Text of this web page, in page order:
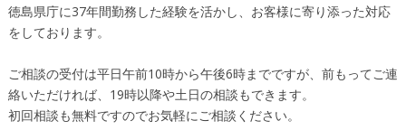
徳島県庁に37年間勤務した経験を活かし、お客様に寄り添った対応
をしております。
ご相談の受付は平日午前10時から午後6時までですが、前もってご連
絡いただければ、19時以降や土日の相談もできます。
初回相談も無料ですのでお気軽にご相談ください。